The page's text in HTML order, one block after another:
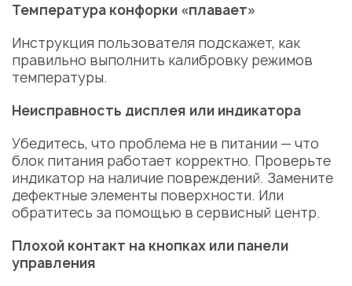
Температура конфорки «плавает»
Инструкция пользователя подскажет, как
правильно выполнить калибровку режимов
температуры.
Неисправность дисплея или индикатора
Убедитесь, что проблема не в питании — что
блок питания работает корректно. Проверьте
индикатор на наличие повреждений. Замените
дефектные элементы поверхности. Или
обратитесь за помощью в сервисный центр.
Плохой контакт на кнопках или панели
управления